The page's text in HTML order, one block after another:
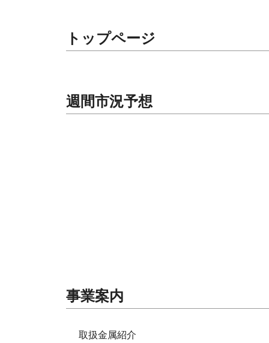
トップページ
週間市況予想
事業案内
取扱金属紹介